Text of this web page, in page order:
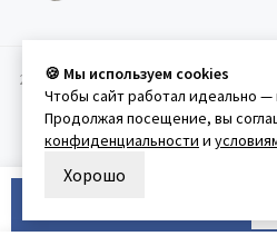
2011-2026 © Дверцов. Карта сайта
конфеденциальности
🍪 Мы используем cookies
Чтобы сайт работал идеально
Продолжая посещение, вы
конфиденциальности и
Хорошо